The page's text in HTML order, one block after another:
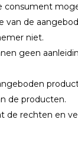
de
niet.
geen
de producten.
rechten en